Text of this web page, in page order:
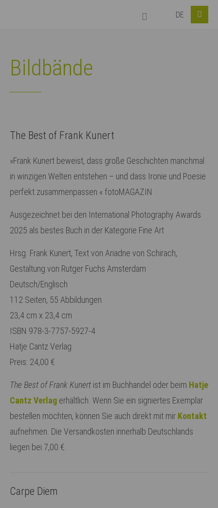
Anmelden
Register|Lost your password?
Support
Lorem ipsum dolor sit amet:
24h/ 365days
We offer support for our customers
Mon - Fri 8:00am - 5:00pm
Get in touch
Cybersteel Inc.
San Francisco, CA 94102
Have any questions?
+44 1234 567 890
info@yourdomain.com
DE
Bildbände
The Best of Frank Kunert
»Frank Kunert beweist, dass große Geschichten manchmal
in winzigen Welten entstehen – und dass Ironie und Poesie
perfekt zusammenpassen.« fotoMAGAZIN
Ausgezeichnet bei den International Photography Awards
2025 als bestes Buch in der Kategorie Fine Art
Hrsg. Frank Kunert, Text von Ariadne von Schirach,
Gestaltung von Rutger Fuchs Amsterdam
Deutsch/Englisch
112 Seiten, 55 Abbildungen
23,4 cm x 23,4 cm
ISBN 978-3-7757-5927-4
Hatje Cantz Verlag
Preis: 24,00 €
The Best of Frank Kunert ist im Buchhandel oder beim Hatje
Cantz Verlag erhältlich. Wenn Sie ein signiertes Exemplar
bestellen möchten, können Sie auch direkt mit mir Kontakt
aufnehmen. Die Versandkosten innerhalb Deutschlands
liegen bei 7,00 €.
Carpe Diem